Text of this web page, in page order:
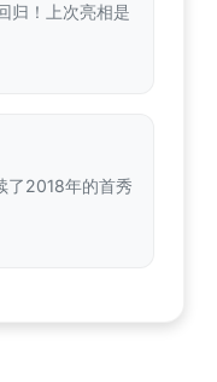
归！上次亮相是
了2018年的首秀